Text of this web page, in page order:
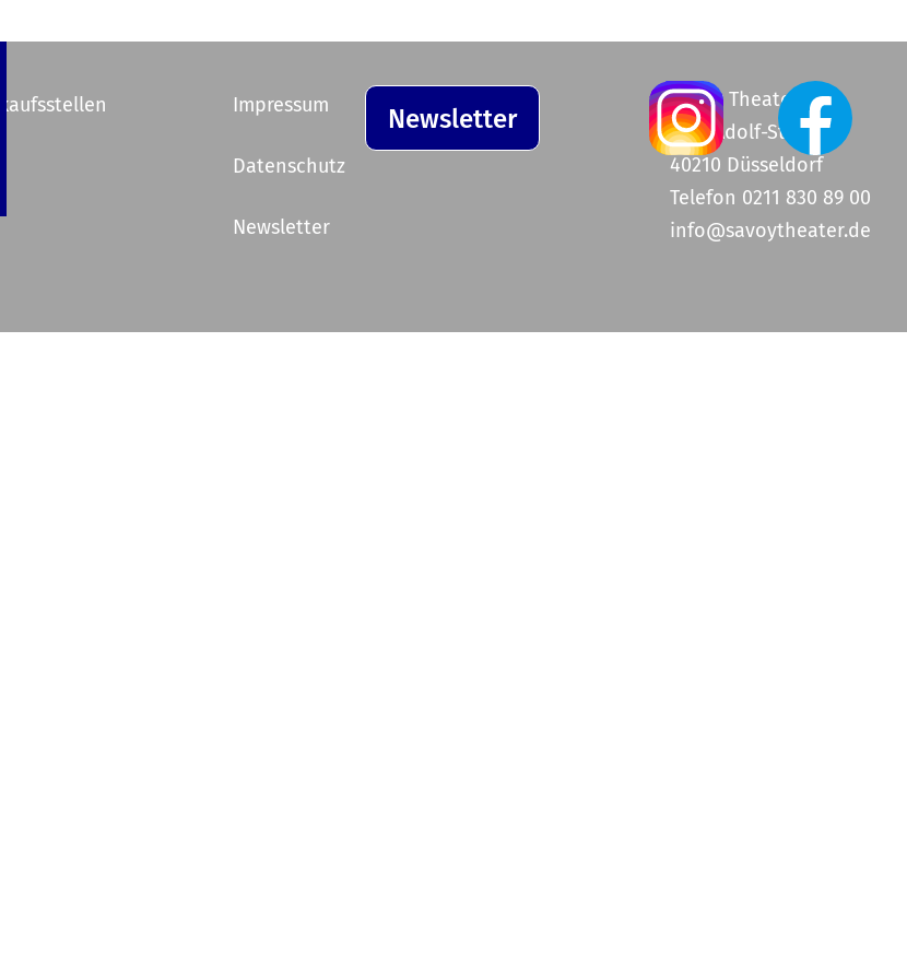
Newsletter
Impressum
Datenschutz
Newsletter
Savoy Theater
Graf-Adolf-Straße 47
40210 Düsseldorf
Telefon 0211 830 89 00
info@savoytheater.de